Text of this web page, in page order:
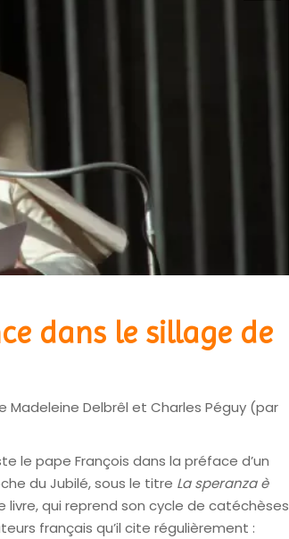
dans le sillage de
Madeleine Delbrêl et Charles Péguy (par
le pape François dans la préface d’un
du Jubilé, sous le titre La speranza è
livre, qui reprend son cycle de catéchèses
français qu’il cite régulièrement :